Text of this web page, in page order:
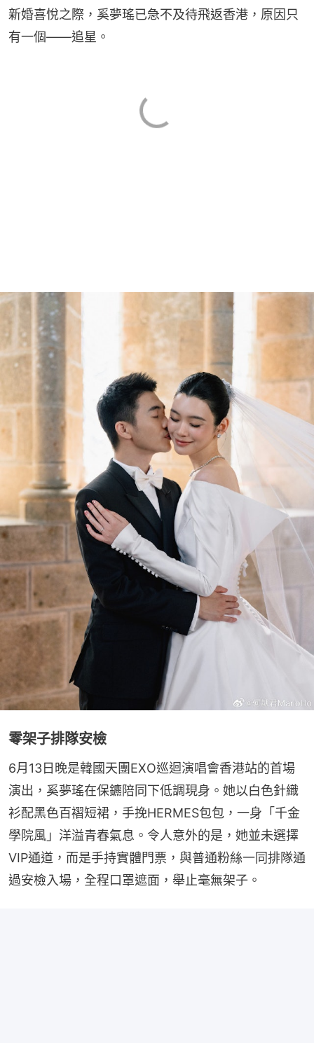
新婚喜悅之際，奚夢瑤已急不及待飛返香港，原因只
有一個——追星。
零架子排隊安檢
6月13日晚是韓國天團EXO巡迴演唱會香港站的首場
演出，奚夢瑤在保鑣陪同下低調現身。她以白色針織
衫配黑色百褶短裙，手挽HERMES包包，一身「千金
學院風」洋溢青春氣息。令人意外的是，她並未選擇
VIP通道，而是手持實體門票，與普通粉絲一同排隊通
過安檢入場，全程口罩遮面，舉止毫無架子。